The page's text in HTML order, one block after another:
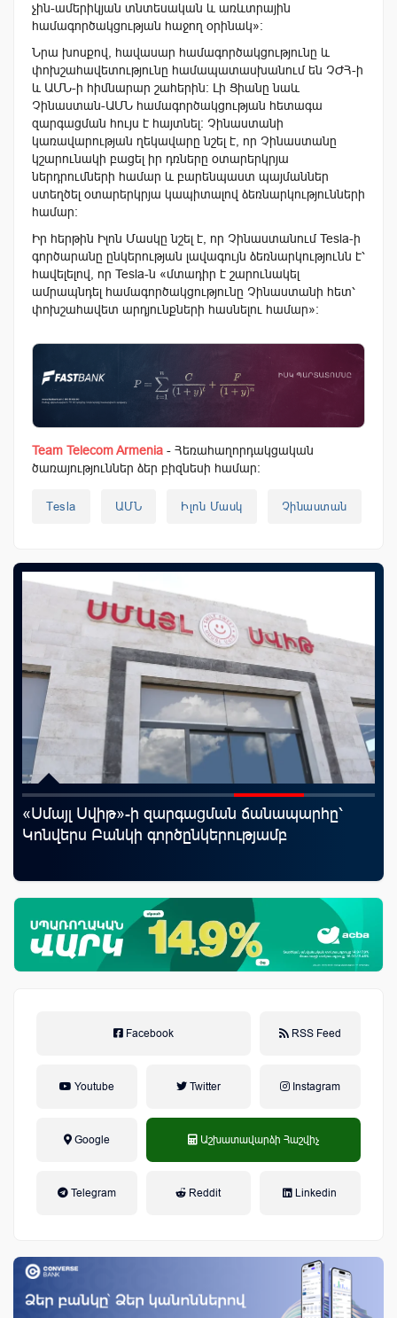
չին-ամերիկյան տնտեսական և առևտրային
համագործակցության հաջող օրինակ»:
Նրա խոսքով, հավասար համագործակցությունը և
փոխշահավետությունը համապատասխանում են ՉԺՀ-ի
և ԱՄՆ-ի հիմնարար շահերին: Լի Ցիանը նաև
Չինաստան-ԱՄՆ համագործակցության հետագա
զարգացման հույս է հայտնել: Չինաստանի
կառավարության ղեկավարը նշել է, որ Չինաստանը
կշարունակի բացել իր դռները օտարերկրյա
ներդրումների համար և բարենպաստ պայմաններ
ստեղծել օտարերկրյա կապիտալով ձեռնարկությունների
համար:
Իր հերթին Իլոն Մասկը նշել է, որ Չինաստանում Tesla-ի
գործարանը ընկերության լավագույն ձեռնարկությունն է՝
հավելելով, որ Tesla-ն «մտադիր է շարունակել
ամրապնդել համագործակցությունը Չինաստանի հետ՝
փոխշահավետ արդյունքների հասնելու համար»:
Team Telecom Armenia - Հեռահաղորդակցական
ծառայություններ ձեր բիզնեսի համար:
Tesla ԱՄՆ Իլոն Մասկ Չինաստան
«Սմայլ Սվիթ»-ի զարգացման ճանապարհը՝
Կոնվերս Բանկի գործընկերությամբ
Facebook RSS Feed
Youtube Twitter Instagram
Google Աշխատավարձի Հաշվիչ
Telegram Reddit Linkedin